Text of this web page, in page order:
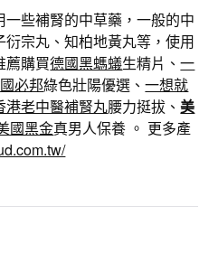
些補腎的中草藥，一般的中
宗丸、知柏地黃丸等，使用
薦購買德國黑螞蟻生精片、一
必邦綠色壯陽優選、一想就
港老中醫補腎丸腰力挺拔、美
國黑金真男人保養 。 更多產